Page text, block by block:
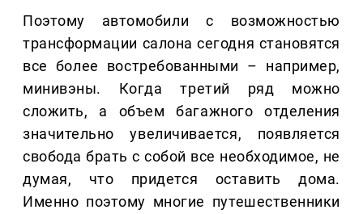
Поэтому автомобили с возможностью
трансформации салона сегодня становятся
все более востребованными – например,
минивэны. Когда третий ряд можно
сложить, а объем багажного отделения
значительно увеличивается, появляется
свобода брать с собой все необходимое, не
думая, что придется оставить дома.
Именно поэтому многие путешественники